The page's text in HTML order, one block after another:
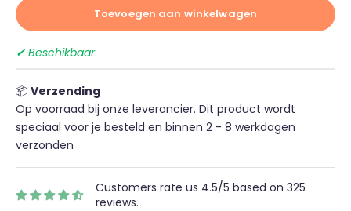
Toevoegen aan winkelwagen
✔ Beschikbaar
📦 Verzending
Op voorraad bij onze leverancier. Dit product wordt
speciaal voor je besteld en binnen 2 - 8 werkdagen
verzonden
Customers rate us 4.5/5 based on 325
reviews.